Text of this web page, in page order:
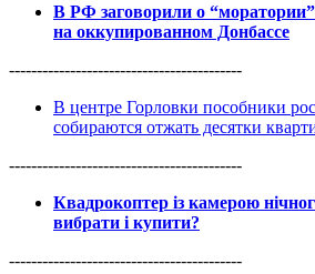
В РФ заговорили о
на оккупированном Донбассе
------------------------------------------
В центре Горловки пособники
собираются отжать десятки
------------------------------------------
Квадрокоптер із камерою
вибрати і купити?
------------------------------------------